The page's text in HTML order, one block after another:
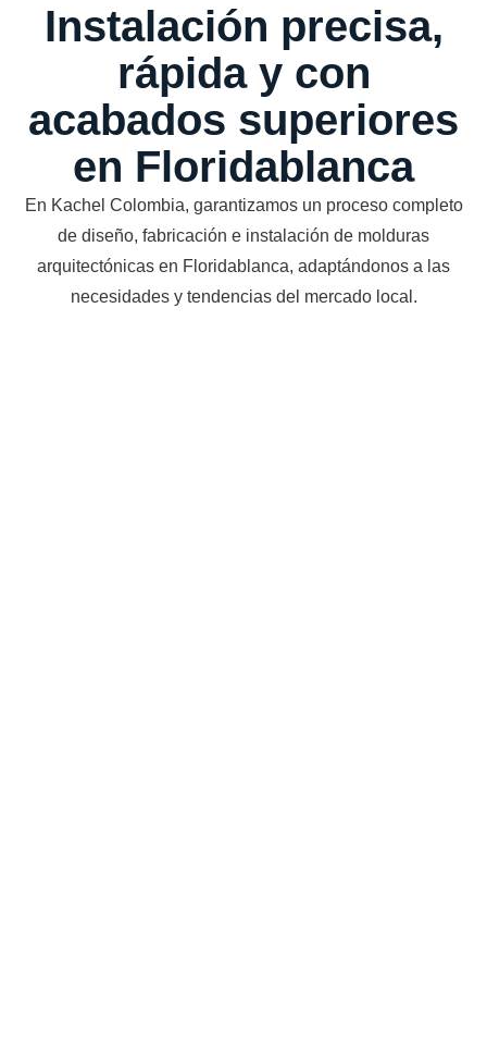
Instalación precisa,
rápida y con
acabados superiores
en Floridablanca
En Kachel Colombia, garantizamos un proceso completo
de diseño, fabricación e instalación de molduras
arquitectónicas en Floridablanca, adaptándonos a las
necesidades y tendencias del mercado local.